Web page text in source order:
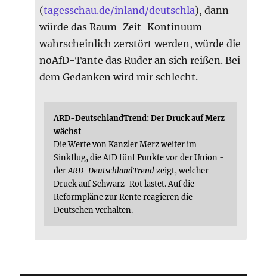
(tagesschau.de/inland/deutschla), dann
würde das Raum-Zeit-Kontinuum
wahrscheinlich zerstört werden, würde die
noAfD-Tante das Ruder an sich reißen. Bei
dem Gedanken wird mir schlecht.
ARD-DeutschlandTrend: Der Druck auf Merz
wächst
Die Werte von Kanzler Merz weiter im
Sinkflug, die AfD fünf Punkte vor der Union -
derARD-DeutschlandTrendzeigt, welcher
Druck auf Schwarz-Rot lastet. Auf die
Reformpläne zur Rente reagieren die
Deutschen verhalten.